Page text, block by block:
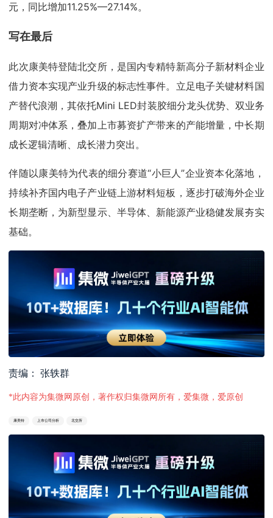
元，同比增加11.25%—27.14%。
写在最后
此次康美特登陆北交所，是国内专精特新高分子新材料企业
借力资本实现产业升级的标志性事件。立足电子关键材料国
产替代浪潮，其依托Mini LED封装胶细分龙头优势、双业务
周期对冲体系，叠加上市募资扩产带来的产能增量，中长期
成长逻辑清晰、成长潜力突出。
伴随以康美特为代表的细分赛道“小巨人”企业资本化落地，
持续补齐国内电子产业链上游材料短板，逐步打破海外企业
长期垄断，为新型显示、半导体、新能源产业稳健发展夯实
基础。
责编： 张轶群
*此内容为集微网原创，著作权归集微网所有，爱集微，爱原创
康美特 上市公司分析 北交所